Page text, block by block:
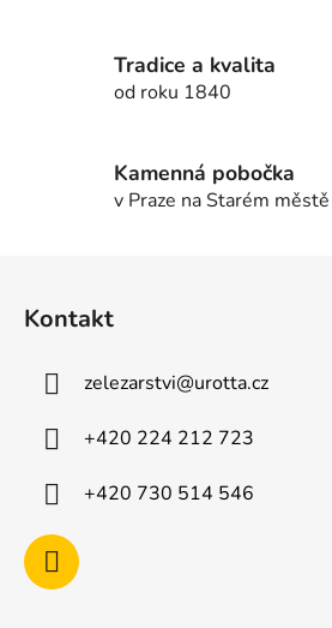
r
v
v
ý
p
Tradice a kvalita
od roku 1840
Kamenná pobočka
v Praze na Starém městě
Kontakt
zelezarstvi@urotta.cz
+420 224 212 723
+420 730 514 546